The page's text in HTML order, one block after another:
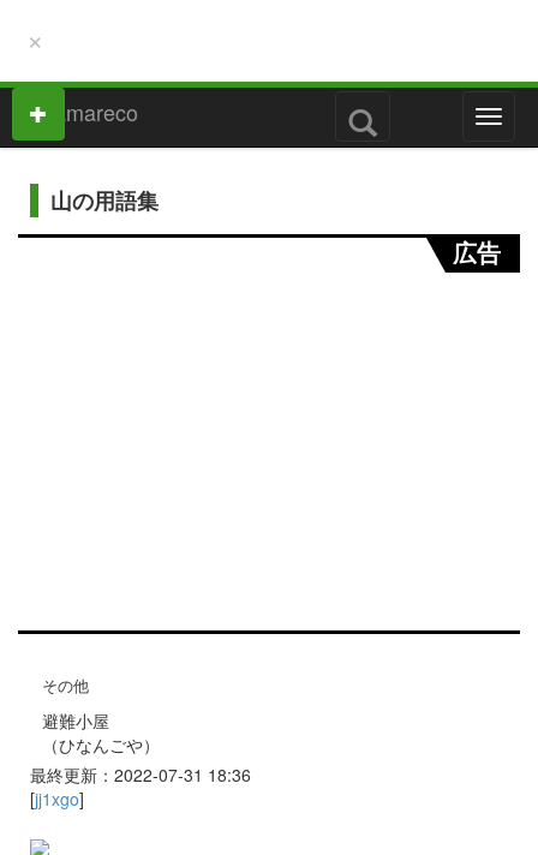
×
M
e
山の用語集
広告
その他
避難小屋
（ひなんごや）
最終更新：2022-07-31 18:36
[jj1xgo]